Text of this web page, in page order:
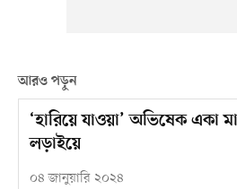
আরও পড়ুন
‘হারিয়ে যাওয়া’ অভিষেক একা
লড়াইয়ে
০৪ জানুয়ারি ২০২৪